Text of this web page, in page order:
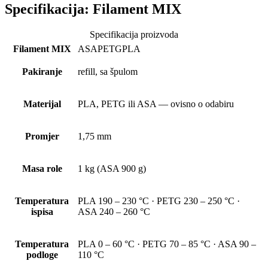
Specifikacija: Filament MIX
Specifikacija proizvoda
Filament MIX
ASAPETGPLA
Pakiranje refill, sa špulom
Materijal PLA, PETG ili ASA — ovisno o odabiru
Promjer 1,75 mm
Masa role 1 kg (ASA 900 g)
Temperatura
ispisa
PLA 190 – 230 °C · PETG 230 – 250 °C ·
ASA 240 – 260 °C
Temperatura
podloge
PLA 0 – 60 °C · PETG 70 – 85 °C · ASA 90 –
110 °C